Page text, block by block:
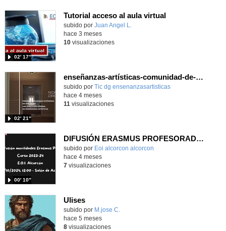
Tutorial acceso al aula virtual
Contenido educativo.
subido por Juan Angel L.
02′ 17″
hace 3 meses
10visualizaciones
enseñanzas-artísticas-comunidad-de-madrid-2026
subido por Tic dg ensenanzasartisticas
02′ 21″
-
hace 4 meses
11 visualizaciones
DIFUSIÓN ERASMUS PROFESORADO EOI ALCORCON 2024_25
subido por Eoi alcorcon alcorcon
00′ 10″
hace 4 meses
7visualizaciones
Ulises
Contenido educativo.
subido por M.jose C.
hace 5 meses
8visualizaciones